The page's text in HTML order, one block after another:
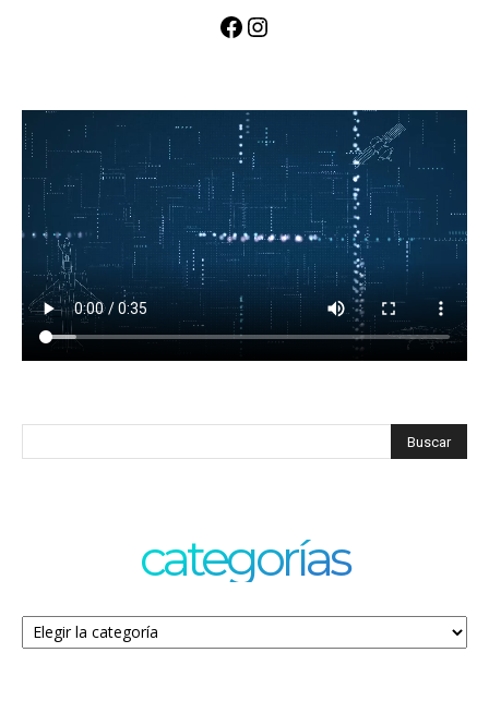
Facebook
Instagram
categorías
Categorías